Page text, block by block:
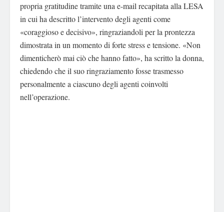
propria gratitudine tramite una e-mail recapitata alla LESA
in cui ha descritto l’intervento degli agenti come
«coraggioso e decisivo», ringraziandoli per la prontezza
dimostrata in un momento di forte stress e tensione. «Non
dimenticherò mai ciò che hanno fatto», ha scritto la donna,
chiedendo che il suo ringraziamento fosse trasmesso
personalmente a ciascuno degli agenti coinvolti
nell’operazione.